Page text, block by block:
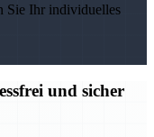
Sie Ihr individuelles
und sicher